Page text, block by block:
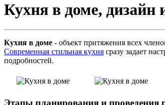
Кухня в доме, дизайн
Кухня в доме - объект притяжения всех
Современная стильная кухня сразу задает
подробностей.
Этапы планирования и проведения